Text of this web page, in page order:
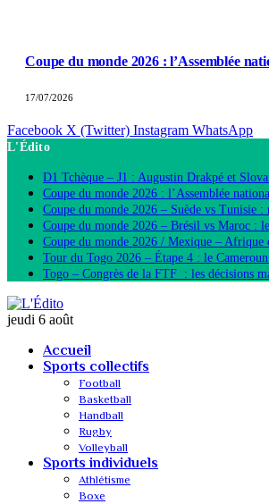
Coupe du monde 2026 : l’Assemblée
17/07/2026
Facebook X (Twitter) Instagram WhatsApp
L'Édito
D1 Tchèque – J1 : Augustin Drakpé et
Coupe du monde 2026 : l’Assemblée
Coupe du monde 2026 – Suède vs Tunisie :
Coupe du monde 2026 – Brésil vs Maroc :
Coupe du monde 2026 / Mexique – Afrique
Tour du Togo 2026 – Étape 4 : le
Togo – Congrès de la FTF : les décisions
jeudi 6 août
Accueil
Sports collectifs
Football
Basketball
Handball
Rugby
Volleyball
Sports individuels
Athlétisme
Boxe